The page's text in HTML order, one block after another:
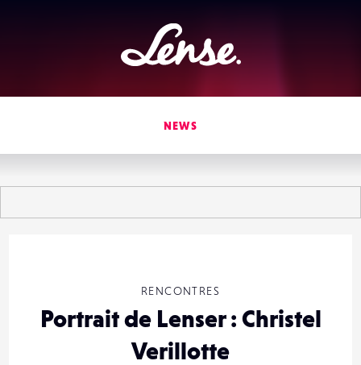
Lense
NEWS
RENCONTRES
Portrait de Lenser : Christel
Verillotte